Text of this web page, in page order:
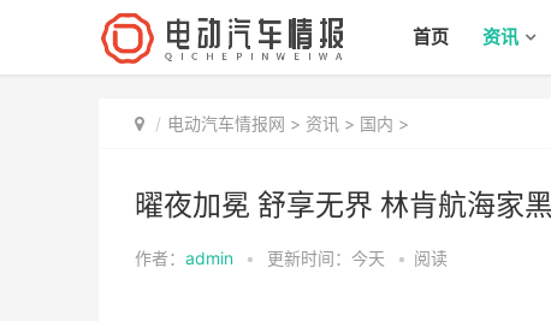
首页 资讯
电动汽车情报网 > 资讯 > 国内 >
曜夜加冕 舒享无界 林肯航海家
作者： admin • 更新时间：今天 • 阅读